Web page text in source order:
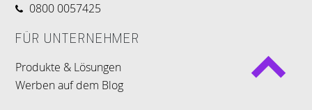
0800 0057425
FÜR UNTERNEHMER
Produkte & Lösungen
Werben auf dem Blog